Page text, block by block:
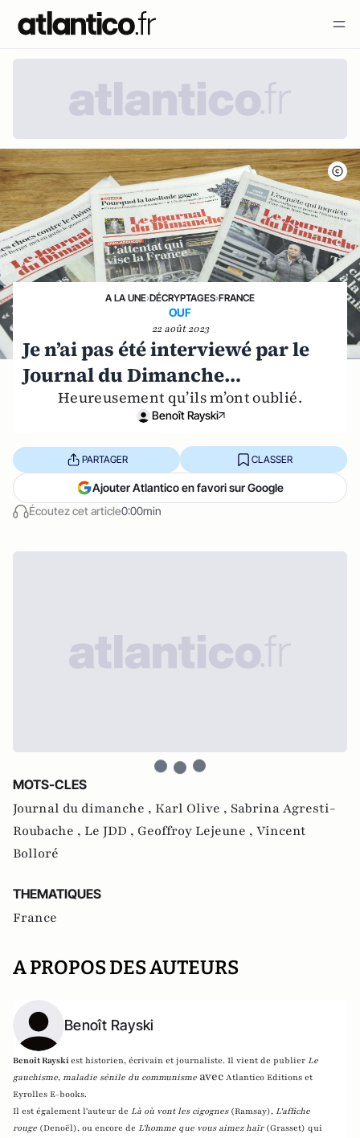
A LA UNE›DÉCRYPTAGES›FRANCE
OUF
22 août 2023
Je n’ai pas été interviewé par le
Journal du Dimanche…
Heureusement qu’ils m’ont oublié.
Benoît Rayski
Écoutez cet article0:00min
PARTAGER CLASSER
Ajouter Atlantico en favori sur Google
MOTS-CLES
Journal du dimanche , Karl Olive , Sabrina Agresti-
Roubache , Le JDD , Geoffroy Lejeune , Vincent
Bolloré
THEMATIQUES
France
A PROPOS DES AUTEURS
Benoît Rayski
Benoît Rayskiest historien, écrivain et journaliste. Il vient de publier Le
gauchisme, maladie sénile du communisme avec Atlantico Editions et
Eyrolles E-books.
Il est également l'auteur de Là où vont les cigognes (Ramsay), L'affiche
rouge (Denoël), ou encore de L'homme que vous aimez haïr (Grasset) qui